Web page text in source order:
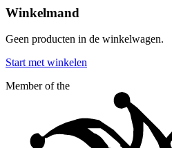
Winkelmand
Geen producten in de winkelwagen.
Start met winkelen
Member of the